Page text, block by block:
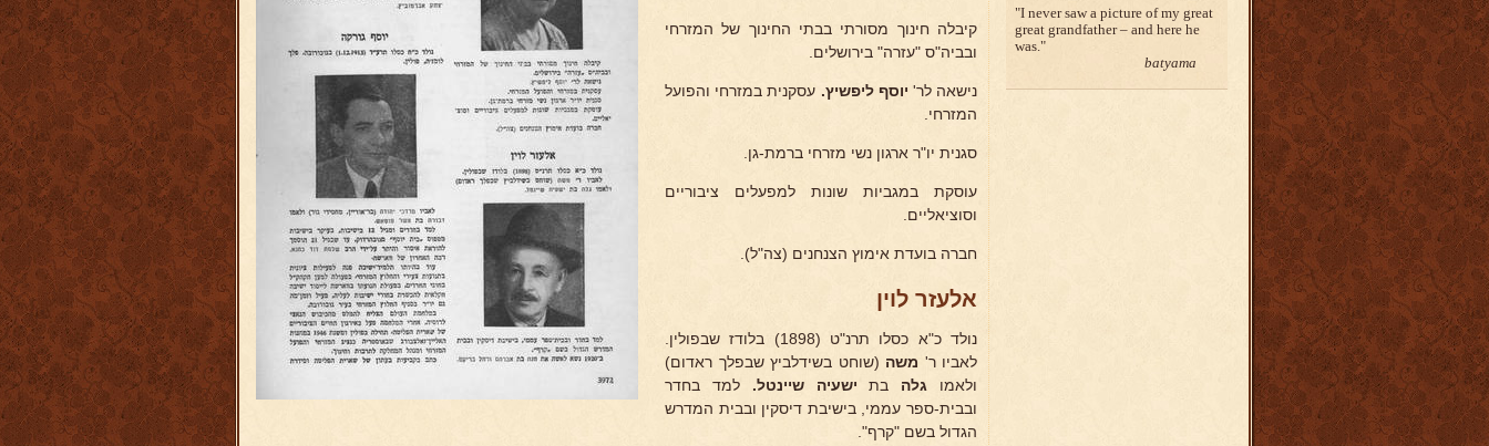
קיבלה חינוך מסורתי בבתי החינוך של המזרחי
ובביה"ס "עזרה" בירושלים.
נישאה לר' יוסף ליפשיץ. עסקנית במזרחי והפועל
המזרחי.
סגנית יו"ר ארגון נשי מזרחי ברמת-גן.
עוסקת במגביות שונות למפעלים ציבוריים
וסוציאליים.
חברה בועדת אימוץ הצנחנים (צה"ל).
אלעזר לוין
נולד כ"א כסלו תרנ"ט (1898) בלודז שבפולין.
לאביו ר' משה (שוחט בשידלביץ שבפלך ראדום)
ולאמו גלה בתישעיה שיינטל. למד בחדר
ובבית-ספר עממי, בישיבת דיסקין ובבית המדרש
הגדול בשם "קרף".
I never saw a picture of my great
great grandfather – and here he
was.
batyama